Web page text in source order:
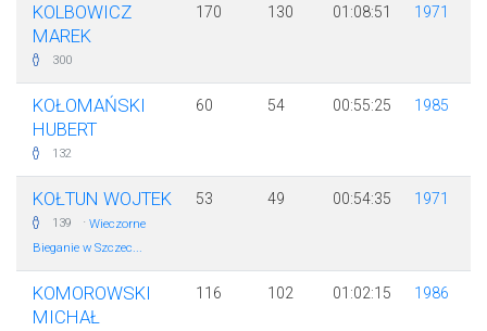
KOLBOWICZ
MAREK
300
170 130 01:08:51 1971
KOŁOMAŃSKI
HUBERT
132
60 54 00:55:25 1985
KOŁTUN WOJTEK
139 · Wieczorne
Bieganie w Szczec...
53 49 00:54:35 1971
KOMOROWSKI
MICHAŁ
116 102 01:02:15 1986